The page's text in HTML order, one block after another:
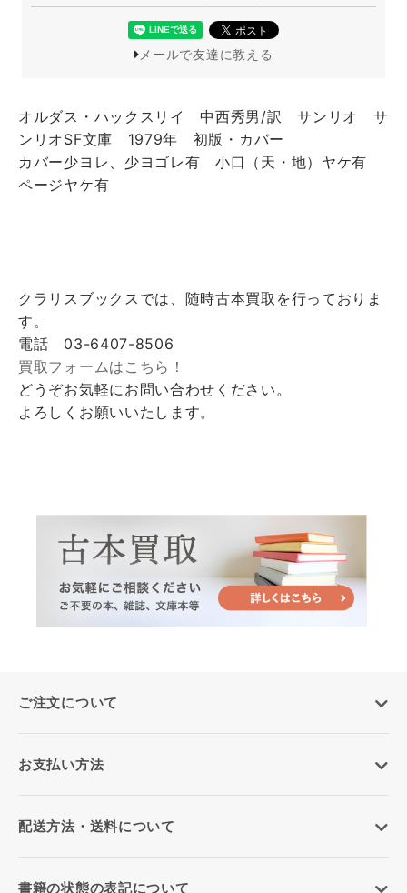
メールで友達に教える
オルダス・ハックスリイ 中西秀男/訳 サンリオ サ
ンリオSF文庫 1979年 初版・カバー
カバー少ヨレ、少ヨゴレ有 小口（天・地）ヤケ有
ページヤケ有
クラリスブックスでは、随時古本買取を行っておりま
す。
電話 03-6407-8506
買取フォームはこちら！
どうぞお気軽にお問い合わせください。
よろしくお願いいたします。
ご注文について
お支払い方法
配送方法・送料について
書籍の状態の表記について